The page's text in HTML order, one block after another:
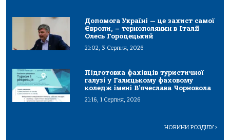
Допомога Україні — це захист самої
Європи, – тернополянин в Італії
Олесь Городецький
21:02, 3 Серпня, 2026
Підготовка фахівців туристичної
галузі у Галицькому фаховому
коледж імені В’ячеслава Чорновола
21:16, 1 Серпня, 2026
НОВИНИ РОЗДІЛУ>